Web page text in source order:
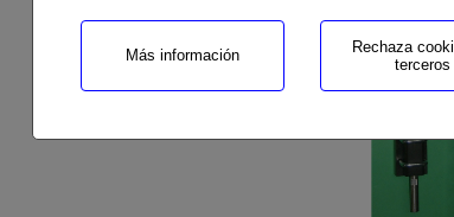
Más información
Rechaza
terceros